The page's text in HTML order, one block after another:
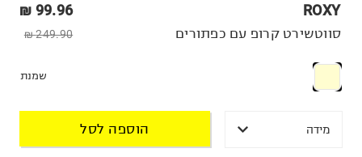
ROXY
99.96 ₪
249.90 ₪ סווטשירט קרופ עם כפתורים
שמנת
מידה הוספה לסל